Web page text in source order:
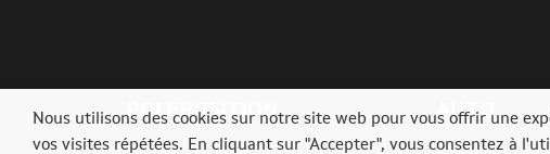
POLEPOSITION AUTO
Nous utilisons des cookies sur notre site web pour vous offrir une
vos visites répétées. En cliquant sur "Accepter", vous consentez à